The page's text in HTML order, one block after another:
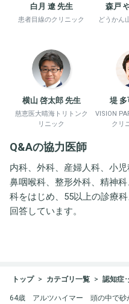
白月 遼 先生
患者目線のクリニック
森戸
どうかん
横山 啓太郎 先生
慈恵医大晴海トリトンク
リニック
堤 多
VISION
クリ
Q&Aの協力医師
内科、外科、産婦人科、小
鼻咽喉科、整形外科、精神
科をはじめ、55以上の診療
回答しています。
トップ カテゴリ一覧 認知症
64歳 アルツハイマー 頭の中で砂